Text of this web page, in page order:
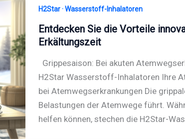
H2Star · Wasserstoff-Inhalatoren
Entdecken Sie die Vorteile
Erkältungszeit
Grippesaison: Bei akuten
H2Star Wasserstoff-Inhalatoren Ihre
bei Atemwegserkrankungen Die
Belastungen der Atemwege führt.
helfen können, stechen die H2Star-